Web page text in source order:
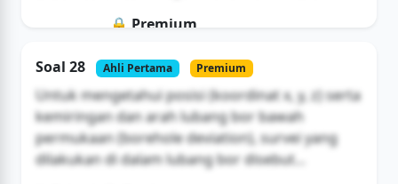
🔒 Premium
Buka Akses
Soal 28 Ahli Pertama Premium
Untuk mengetahui posisi (koordinat x, y, z) serta
kemiringan dan arah lubang bor bawah
permukaan (borehole deviation), survei yang
dilakukan di dalam lubang bor disebut...